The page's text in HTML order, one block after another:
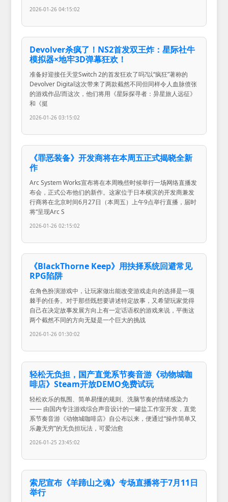
2026-01-26 04:15:02
Devolver杀疯了！NS2首发双王炸：星际社牛
模拟器×地牢3D弹幕狂欢！
准备好迎接任天堂Switch 2的首发狂欢了吗?以“疯狂”著称的
Devolver Digital这次带来了两款截然不同但同样令人血脉偾张
的游戏作品!而这次，他们将用《星际探寻者：异星旅人远征》
和《挺
2026-01-26 03:15:02
《罪恶装备》开发商将在本周五正式揭晓全新
作
Arc System Works宣布将在本周晚些时候举行一场网络直播发
布会，正式公布他们的新作。这家位于日本横滨的开发商兼发
行商将在北京时间6月27日（本周五）上午9点举行直播，届时
将“呈现Arc S
2026-01-26 02:15:02
《BlackThorne Keep》用抉择系统回避常见
RPG陷阱
在角色扮演游戏中，让玩家做出能改变游戏走向的选择是一项
棘手的任务。对于那些既想要讲述特定故事，又希望玩家觉得
自己在决定故事发展方向上有一定话语权的游戏来说，平衡这
两个截然不同的方向无疑是一个巨大的挑战
2026-01-26 01:30:02
轻松无负担，国产直觉系节奏音游《动物城咖
啡店》Steam开放DEMO免费试玩
轻松欢乐的氛围、简单易懂的规则、洗脑节奏的情绪感染力
—— 由国内专注游戏综合声音设计的一罐盐工作室开发，直觉
系节奏音游《动物城咖啡店》自公布以来，便通过“操作简单又
乐趣无穷”的无负担玩法，可爱治愈
2026-01-25 23:45:02
索尼宣布《羊蹄山之魂》专场直播将于7月11日
举行